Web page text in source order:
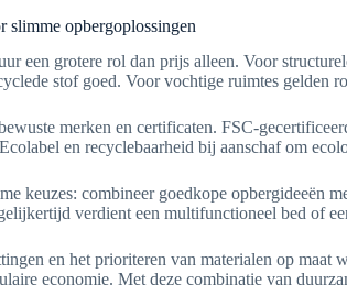
slimme opbergoplossingen
een grotere rol dan prijs alleen. Voor
stof goed. Voor vochtige ruimtes gelden
merken en certificaten. FSC-
en recyclebaarheid bij aanschaf om
keuzes: combineer goedkope opbergideeën
verdient een multifunctioneel bed of
en het prioriteren van materialen op
economie. Met deze combinatie van